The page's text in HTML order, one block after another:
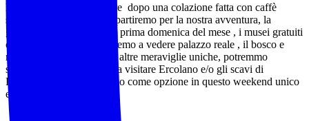
La mattina del 2 novembre dopo una colazione fatta con caffè
sfogliatelle e altre delizie partiremo per la nostra avventura, la
giornata coinciderà con la prima domenica del mese , i musei gratuiti
ci apriranno le porte, andremo a vedere palazzo reale , il bosco e
museo di Capodimonte, e altre meraviglie uniche, potremmo
scegliere anche di andare a visitare Ercolano e/o gli scavi di
Pompei…questo lo terremo come opzione in questo weekend unico
e speciale 💚 🥾